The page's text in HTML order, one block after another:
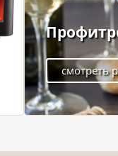
смотреть